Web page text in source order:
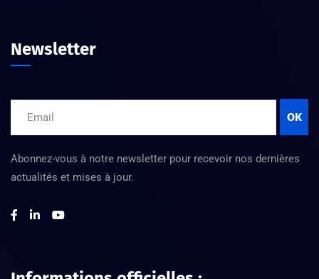
Newsletter
OK
Abonnez-vous à notre newsletter pour recevoir nos dernières
actualités et mises à jour.